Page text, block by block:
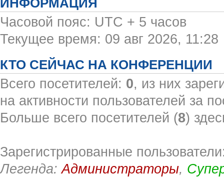
ИНФОРМАЦИЯ
Часовой пояс: UTC + 5 часов
Текущее время: 09 авг 2026, 11:28
КТО СЕЙЧАС НА КОНФЕРЕНЦИИ
Всего посетителей: 0, из них
на активности пользователей за
Больше всего посетителей (8)
Зарегистрированные
Легенда:Администраторы,